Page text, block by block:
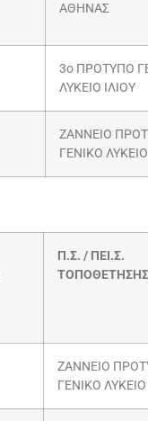
ΑΘΗΝΑΣ
3ο ΠΡΟΤΥΠΟ
ΛΥΚΕΙΟ ΙΛΙΟΥ
ΖΑΝΝΕΙΟ
ΓΕΝΙΚΟ ΛΥΚΕΙΟ
Π.Σ. / ΠΕΙ.Σ.
ΤΟΠΟΘΕΤΗΣΗΣ
ΖΑΝΝΕΙΟ
ΓΕΝΙΚΟ ΛΥΚΕΙΟ